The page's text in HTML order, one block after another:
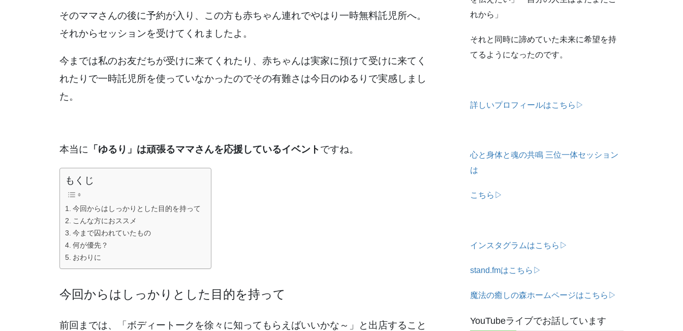
そのママさんの後に予約が入り、この方も赤ちゃん連れでやはり一時無料託児所へ。
それからセッションを受けてくれましたよ。
今までは私のお友だちが受けに来てくれたり、赤ちゃんは実家に預けて受けに来てく
れたりで一時託児所を使っていなかったのでその有難さは今日のゆるりで実感しまし
た。
本当に 「ゆるり」は頑張るママさんを応援しているイベントですね。
もくじ
今回からはしっかりとした目的を持って
こんな方におススメ
今まで囚われていたもの
何が優先？
おわりに
今回からはしっかりとした目的を持って
前回までは、「ボディートークを徐々に知ってもらえばいいかな～」と出店すること
れから」
それと同時に諦めていた未来に希望を持
てるようになったのです。
詳しいプロフィールはこちら▷
心と身体と魂の共鳴 三位一体セッション
は
こちら▷
インスタグラムはこちら▷
stand.fmはこちら▷
魔法の癒しの森ホームページはこちら▷
YouTubeライブでお話しています